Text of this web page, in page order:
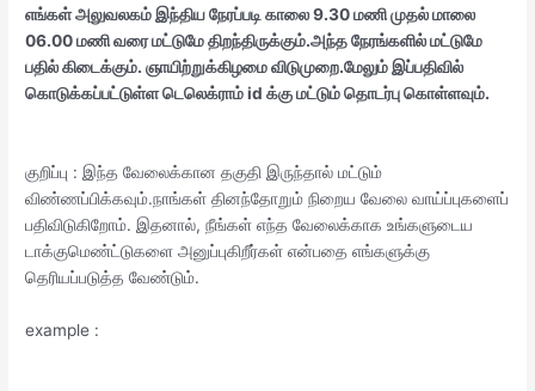
எங்கள்அலுவலகம் இந்திய நேரப்படி காலை 9.30 மணி முதல் மாலை
06.00 மணி வரை மட்டுமே திறந்திருக்கும்.அந்த நேரங்களில் மட்டுமே
பதில் கிடைக்கும். ஞாயிற்றுக்கிழமை விடுமுறை.மேலும் இப்பதிவில்
கொடுக்கப்பட்டுள்ள டெலெக்ராம் id க்கு மட்டும் தொடர்பு கொள்ளவும்.
குறிப்பு : இந்த வேலைக்கான தகுதி இருந்தால் மட்டும்
விண்ணப்பிக்கவும்.நாங்கள் தினந்தோறும் நிறைய வேலை வாய்ப்புகளைப்
பதிவிடுகிறோம். இதனால், நீங்கள் எந்த வேலைக்காக உங்களுடைய
டாக்குமெண்ட்டுகளை அனுப்புகிறீர்கள் என்பதை எங்களுக்கு
தெரியப்படுத்த வேண்டும்.
example :